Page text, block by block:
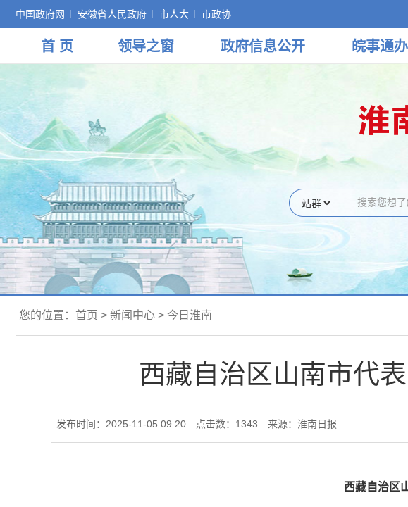
中国政府网 安徽省人民政府 市人大 市政协
首 页 领导之窗 政府信息公开 皖事通办
您的位置： 首页 > 新闻中心 > 今日淮南
西藏自治区山南市代
发布时间：2025-11-05 09:20 点击数： 1343 来源：淮南日报
西藏自治区